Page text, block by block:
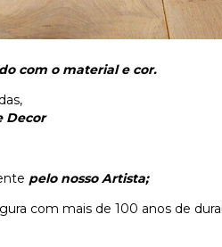
com o material e cor.
Decor
pelo nosso Artista;
com mais de 100 anos de